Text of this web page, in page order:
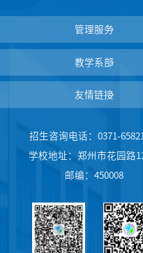
管理服务
教学系部
友情链接
招生咨询电话：0371-
学校地址：郑州市花园路
邮编：450008